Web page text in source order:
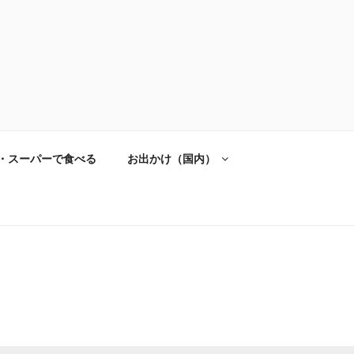
スーパーで食べる お出かけ（国内）